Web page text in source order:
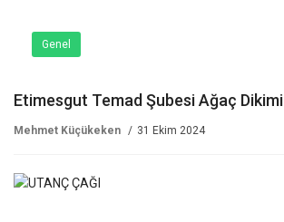
Genel
Etimesgut Temad Şubesi Ağaç Dikimi
Mehmet Küçükeken 31 Ekim 2024